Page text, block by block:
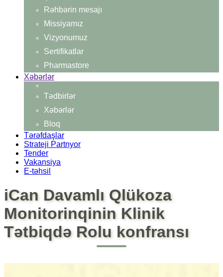
Rəhbərin mesajı
Missiyamız
Vizyonumuz
Sertifikatlar
Pharmastore
Xəbərlər
Tədbirlər
Xəbərlər
Bloq
Tərəfdaşlar
Strateji Partnyor
Tender
Vakansiya
E-təhsil
iCan Davamlı Qlükoza
Monitorinqinin Klinik
Tətbiqdə Rolu konfransı